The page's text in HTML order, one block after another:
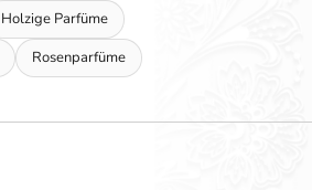
Holzige Parfüme
Rosenparfüme